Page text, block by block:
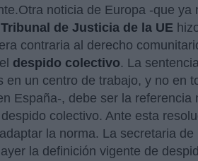
noticia de Europa -que
Tribunal de Justicia de la UE
contraria al derecho
despido colectivo. La
en un centro de trabajo, y no en
España-, debe ser la
colectivo. Ante esta
la norma. La secretaria
la definición vigente de